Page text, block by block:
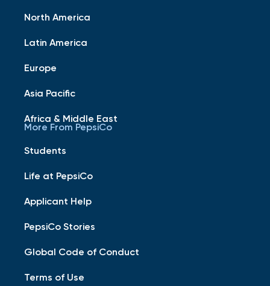
North America
Latin America
Europe
Asia Pacific
Africa & Middle East
More From PepsiCo
Students
Life at PepsiCo
Applicant Help
PepsiCo Stories
Global Code of Conduct
Terms of Use